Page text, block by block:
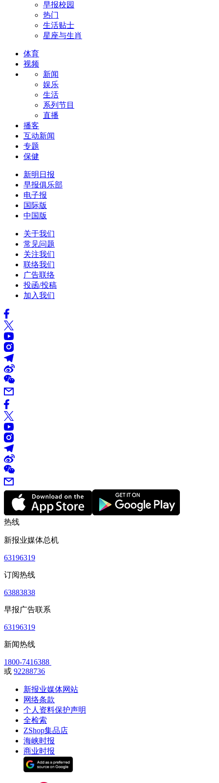
早报校园
热门
生活贴士
星座与生肖
体育
视频
新闻
娱乐
生活
系列节目
直播
播客
互动新闻
专题
保健
新明日报
早报俱乐部
电子报
国际版
中国版
关于我们
常见问题
关注我们
联络我们
广告联络
投函/投稿
加入我们
热线
新报业媒体总机
63196319
订阅热线
63883838
早报广告联系
63196319
新闻热线
1800-7416388
或 92288736
新报业媒体网站
网络条款
个人资料保护声明
全检索
ZShop集品店
海峡时报
商业时报